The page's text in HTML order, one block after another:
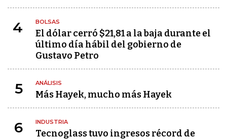
4 BOLSAS
El dólar cerró $21,81 a la baja durante el
último día hábil del gobierno de
Gustavo Petro
5 ANÁLISIS
Más Hayek, mucho más Hayek
6 INDUSTRIA
Tecnoglass tuvo ingresos récord de